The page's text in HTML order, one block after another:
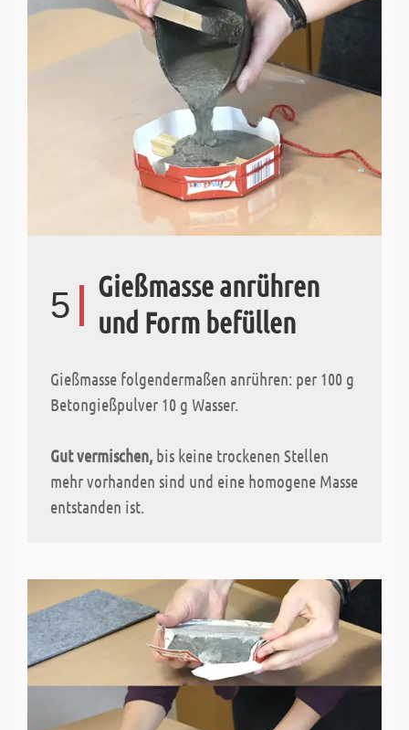
5
Gießmasse anrühren
und Form befüllen
Gießmasse folgendermaßen anrühren: per 100 g
Betongießpulver 10 g Wasser.
Gut vermischen, bis keine trockenen Stellen
mehr vorhanden sind und eine homogene Masse
entstanden ist.